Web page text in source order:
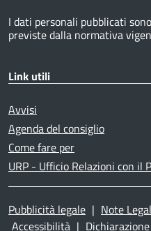
I dati personali pubblicati
previste dalla normativa
Link utili
Avvisi
Agenda del consiglio
Come fare per
URP - Ufficio Relazioni con il
Pubblicità legale | Note
Accessibilità |